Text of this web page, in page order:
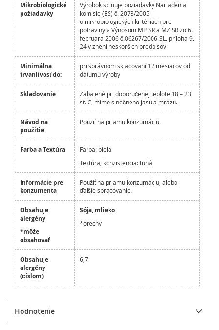
Mikrobiologické
požiadavky
Výrobok splňuje požiadavky Nariadenia
komisie (ES) č. 2073/2005
o mikrobiologických kritériách pre
potraviny a Výnosom MP SR a MZ SR zo 6.
februára 2006 č.06267/2006-SL, príloha 9,
24 v znení neskorších predpisov
Minimálna
trvanlivosť do:
pri správnom skladovaní 12 mesiacov od
dátumu výroby
Skladovanie
Zabalené pri doporučenej teplote 18 – 23
st. C, mimo slnečného jasu a mrazu.
Návod na
použitie
Použiť na priamu konzumáciu.
Farba a Textúra
Farba: biela
Textúra, konzistencia: tuhá
Informácie pre
konzumenta
Použiť na priamu konzumáciu, alebo
ďalšie spracovanie.
Obsahuje
alergény
*môže
obsahovať
Sója, mlieko
*orechy
Obsahuje
alergény
(číslom)
6,7
Hodnotenie